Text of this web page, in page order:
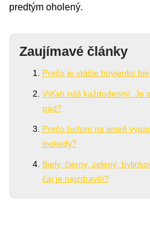
predtým oholený.
Zaujímavé články
Prečo je vtáčie hovienko
Výťah náš každodenný. Je
pád?
Prečo ľuďom na jeseň
inokedy?
Biely, čierny, zelený,
čaj je najzdravší?